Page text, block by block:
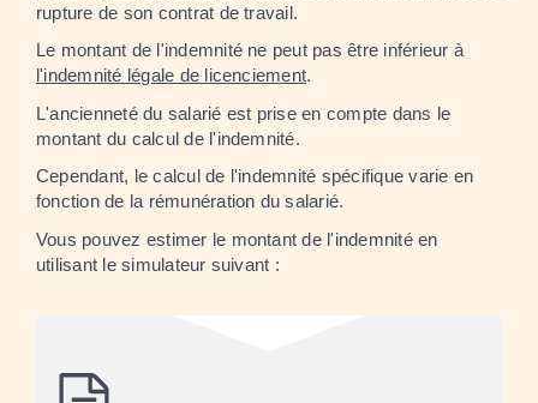
rupture de son contrat de travail.
Le montant de l'indemnité ne peut pas être inférieur à
l'indemnité légale de licenciement.
L'ancienneté du salarié est prise en compte dans le
montant du calcul de l'indemnité.
Cependant, le calcul de l'indemnité spécifique varie en
fonction de la rémunération du salarié.
Vous pouvez estimer le montant de l'indemnité en
utilisant le simulateur suivant :